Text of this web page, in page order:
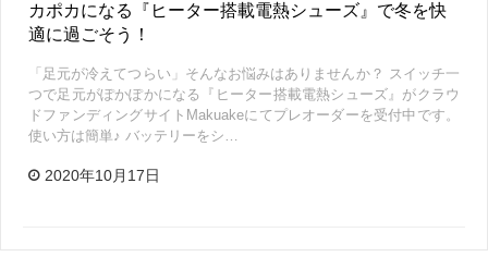
カポカになる『ヒーター搭載電熱シューズ』で冬を快
適に過ごそう！
「足元が冷えてつらい」そんなお悩みはありませんか？ スイッチ一
つで足元がぽかぽかになる『ヒーター搭載電熱シューズ』がクラウ
ドファンディングサイトMakuakeにてプレオーダーを受付中です。
使い方は簡単♪ バッテリーをシ…
2020年10月17日